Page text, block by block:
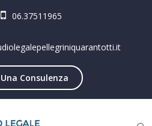
06.37511965
Consulenza